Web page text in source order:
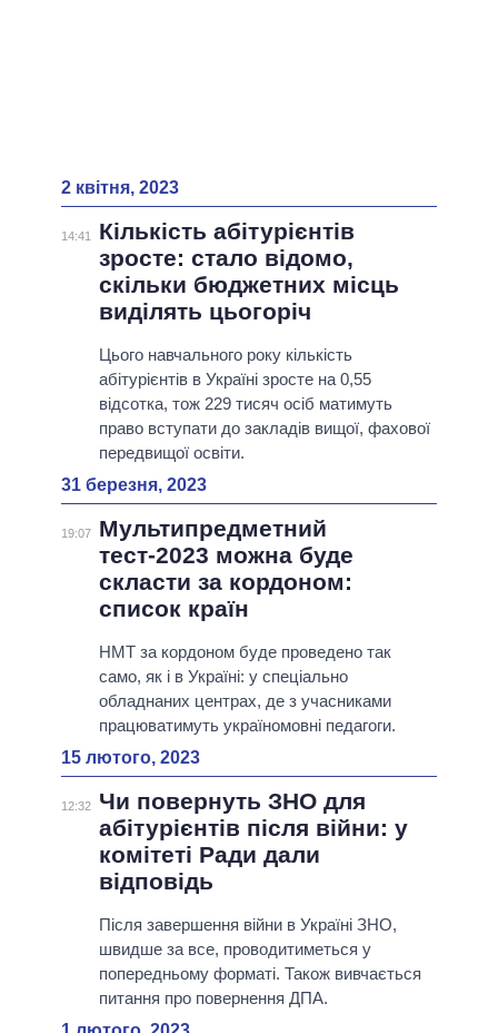
2 квітня, 2023
14:41
Кількість абітурієнтів
зросте: стало відомо,
скільки бюджетних місць
виділять цьогоріч
Цього навчального року кількість
абітурієнтів в Україні зросте на 0,55
відсотка, тож 229 тисяч осіб матимуть
право вступати до закладів вищої, фахової
передвищої освіти.
31 березня, 2023
19:07
Мультипредметний
тест-2023 можна буде
скласти за кордоном:
список країн
НМТ за кордоном буде проведено так
само, як і в Україні: у спеціально
обладнаних центрах, де з учасниками
працюватимуть україномовні педагоги.
15 лютого, 2023
12:32
Чи повернуть ЗНО для
абітурієнтів після війни: у
комітеті Ради дали
відповідь
Після завершення війни в Україні ЗНО,
швидше за все, проводитиметься у
попередньому форматі. Також вивчається
питання про повернення ДПА.